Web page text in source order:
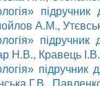
А.М.,
Н.В., Кравець
Г.В.,